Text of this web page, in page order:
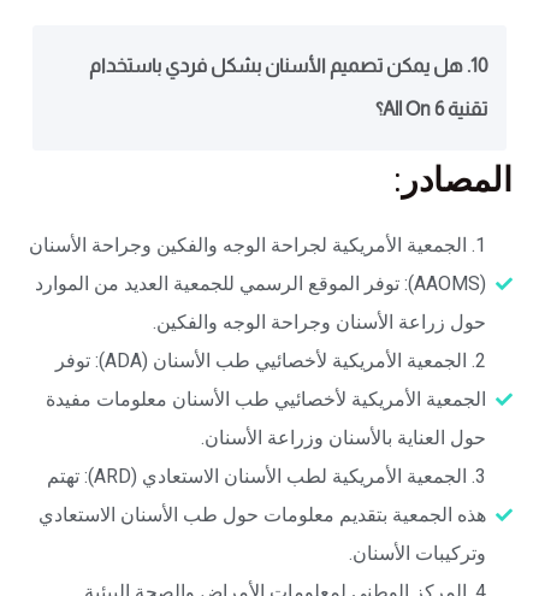
10. هل يمكن تصميم الأسنان بشكل فردي باستخدام
تقنية All On 6؟
المصادر:
‎1. الجمعية الأمريكية لجراحة الوجه والفكين وجراحة الأسنان
(AAOMS): توفر الموقع الرسمي للجمعية العديد من الموارد
حول زراعة الأسنان وجراحة الوجه والفكين.
‎2. الجمعية الأمريكية لأخصائيي طب الأسنان (ADA): توفر
الجمعية الأمريكية لأخصائيي طب الأسنان معلومات مفيدة
حول العناية بالأسنان وزراعة الأسنان.
‎3. الجمعية الأمريكية لطب الأسنان الاستعادي (ARD): تهتم
هذه الجمعية بتقديم معلومات حول طب الأسنان الاستعادي
وتركيبات الأسنان.